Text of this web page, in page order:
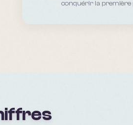
conquérir la première